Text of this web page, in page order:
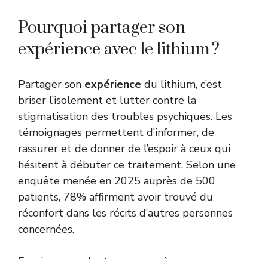
Pourquoi partager son
expérience avec le lithium ?
Partager son expérience du lithium, c’est
briser l’isolement et lutter contre la
stigmatisation des troubles psychiques. Les
témoignages permettent d’informer, de
rassurer et de donner de l’espoir à ceux qui
hésitent à débuter ce traitement. Selon une
enquête menée en 2025 auprès de 500
patients, 78% affirment avoir trouvé du
réconfort dans les récits d’autres personnes
concernées.